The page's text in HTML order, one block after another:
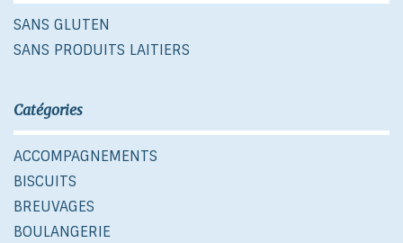
SANS GLUTEN
SANS PRODUITS LAITIERS
Catégories
ACCOMPAGNEMENTS
BISCUITS
BREUVAGES
BOULANGERIE